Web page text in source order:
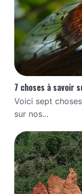
7 choses à savoir
Voici sept
sur nos...